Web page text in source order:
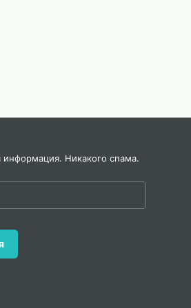
превратив её в произведение
Тургенев:
информация. Никакого спама.